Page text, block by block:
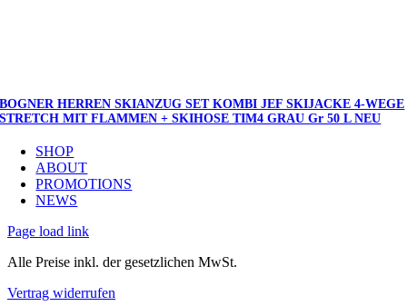
BOGNER HERREN SKIANZUG SET KOMBI JEF SKIJACKE 4-WEGE
STRETCH MIT FLAMMEN + SKIHOSE TIM4 GRAU Gr 50 L NEU
SHOP
ABOUT
PROMOTIONS
NEWS
Page load link
Alle Preise inkl. der gesetzlichen MwSt.
Vertrag widerrufen